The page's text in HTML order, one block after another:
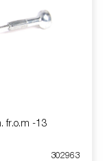
fr.o.m -13
302963